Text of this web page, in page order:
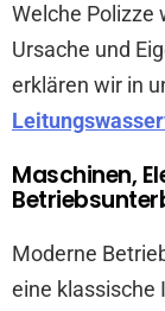
Welche Polizze
Ursache und
erklären wir in
Maschinen,
Moderne
eine klassische